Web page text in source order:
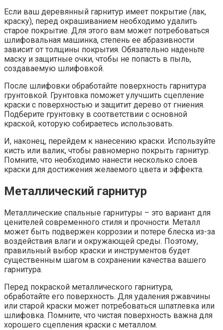
Если ваш деревянный гарнитур имеет покрытие (лак,
краску), перед окрашиванием необходимо удалить
старое покрытие. Для этого вам может потребоваться
шлифовальная машинка, степень ее абразивности
зависит от толщины покрытия. Обязательно наденьте
маску и защитные очки, чтобы не попасть в пыль,
создаваемую шлифовкой.
После шлифовки обработайте поверхность гарнитура
грунтовкой. Грунтовка поможет улучшить сцепление
краски с поверхностью и защитит дерево от гниения.
Подберите грунтовку в соответствии с основной
краской, которую собираетесь использовать.
И, наконец, перейдем к нанесению краски. Используйте
кисть или валик, чтобы равномерно покрыть гарнитур.
Помните, что необходимо нанести несколько слоев
краски для достижения желаемого цвета и эффекта.
Металлический гарнитур
Металлические спальные гарнитуры – это вариант для
ценителей современного стиля и прочности. Металл
может быть подвержен коррозии и потере блеска из-за
воздействия влаги и окружающей среды. Поэтому,
правильный выбор краски и инструментов будет
существенным шагом в сохранении качества вашего
гарнитура.
Перед покраской металлического гарнитура,
обработайте его поверхность. Для удаления ржавчины
или старой краски может потребоваться шпатлевка или
шлифовка. Помните, что чистая поверхность важна для
хорошего сцепления краски с металлом.